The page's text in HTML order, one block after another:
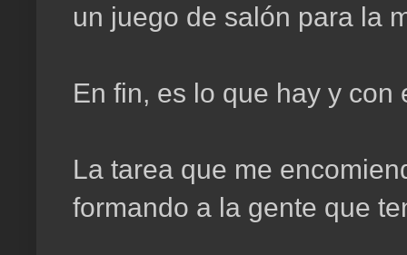
un juego de salón para la
En fin, es lo que hay y
La tarea que me
formando a la gente que